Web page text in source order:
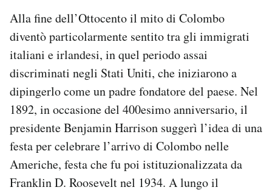
Alla fine dell’Ottocento il mito di Colombo
diventò particolarmente sentito tra gli immigrati
italiani e irlandesi, in quel periodo assai
discriminati negli Stati Uniti, che iniziarono a
dipingerlo come un padre fondatore del paese. Nel
1892, in occasione del 400esimo anniversario, il
presidente Benjamin Harrison suggerì l’idea di una
festa per celebrare l’arrivo di Colombo nelle
Americhe, festa che fu poi istituzionalizzata da
Franklin D. Roosevelt nel 1934. A lungo il